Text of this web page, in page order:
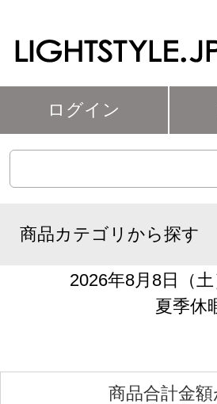
ログイン
商品カテゴリから探す
2026年8月8日（
夏季休
商品合計金